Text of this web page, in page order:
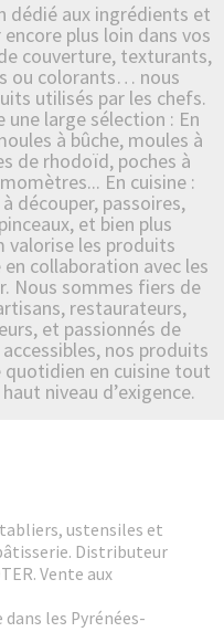
dédié aux ingrédients et
plus loin dans vos
couverture, texturants,
ou colorants… nous
utilisés par les chefs.
large sélection : En
à bûche, moules à
de rhodoïd, poches à
En cuisine :
découper, passoires,
et bien plus
valorise les produits
collaboration avec les
Nous sommes fiers de
restaurateurs,
et passionnés de
nos produits
en cuisine tout
niveau d’exigence.
ustensiles et
Distributeur
Vente aux
les Pyrénées-